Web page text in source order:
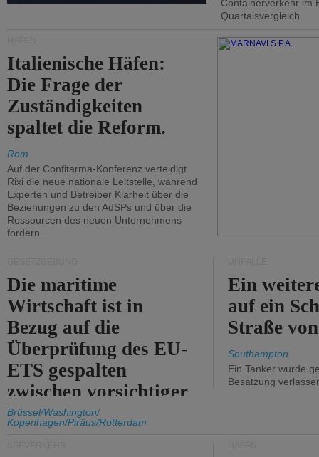
Containerverkehr im
Quartalsvergleich
Italienische Häfen:
Die Frage der
Zuständigkeiten
spaltet die Reform.
Rom
Auf der Confitarma-Konferenz verteidigt
Rixi die neue nationale Leitstelle, während
Experten und Betreiber Klarheit über die
Beziehungen zu den AdSPs und über die
Ressourcen des neuen Unternehmens
fordern.
Die maritime
Wirtschaft ist in
Bezug auf die
Überprüfung des EU-
ETS gespalten
zwischen vorsichtiger
Unterstützung und
Kritik.
Brüssel/Washington/
Kopenhagen/Piräus/Rotterdam
Ein
auf ein
Straße
Southampton
Ein Tanker wurde
Besatzung